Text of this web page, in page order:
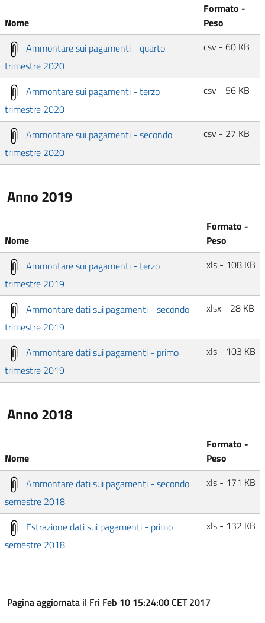
Nome
Formato -
Peso
Ammontare sui pagamenti - quarto
trimestre 2020
csv - 60 KB
Ammontare sui pagamenti - terzo
trimestre 2020
csv - 56 KB
Ammontare sui pagamenti - secondo
trimestre 2020
csv - 27 KB
Anno 2019
Nome
Formato -
Peso
Ammontare sui pagamenti - terzo
trimestre 2019
xls - 108 KB
Ammontare dati sui pagamenti - secondo
trimestre 2019
xlsx - 28 KB
Ammontare dati sui pagamenti - primo
trimestre 2019
xls - 103 KB
Anno 2018
Nome
Formato -
Peso
Ammontare dati sui pagamenti - secondo
semestre 2018
xls - 171 KB
Estrazione dati sui pagamenti - primo
semestre 2018
xls - 132 KB
Pagina aggiornata il Fri Feb 10 15:24:00 CET 2017